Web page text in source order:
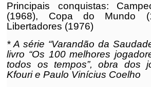
Principais conquistas:
(1968), Copa do Mundo
Libertadores (1976)
* A série “Varandão da
livro “Os 100 melhores
todos os tempos”, obra dos
Kfouri e Paulo Vinícius Coelho